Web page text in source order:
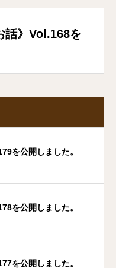
話》Vol.168を
を公開しました。
を公開しました。
を公開しました。